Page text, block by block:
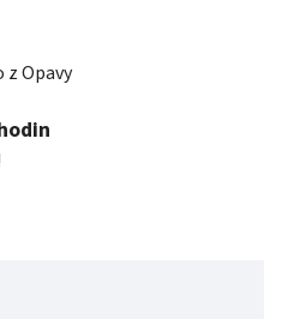
Opavy